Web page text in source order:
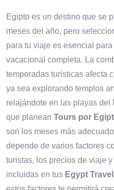
Egipto es un destino que se
meses del año, pero
para tu viaje es esencial
vacacional completa. La
temporadas turísticas afecta
ya sea explorando templos
relajándote en las playas del
que planean Tours por
son los meses más
depende de varios factores
turistas, los precios de viaje
incluidas en tus Egypt